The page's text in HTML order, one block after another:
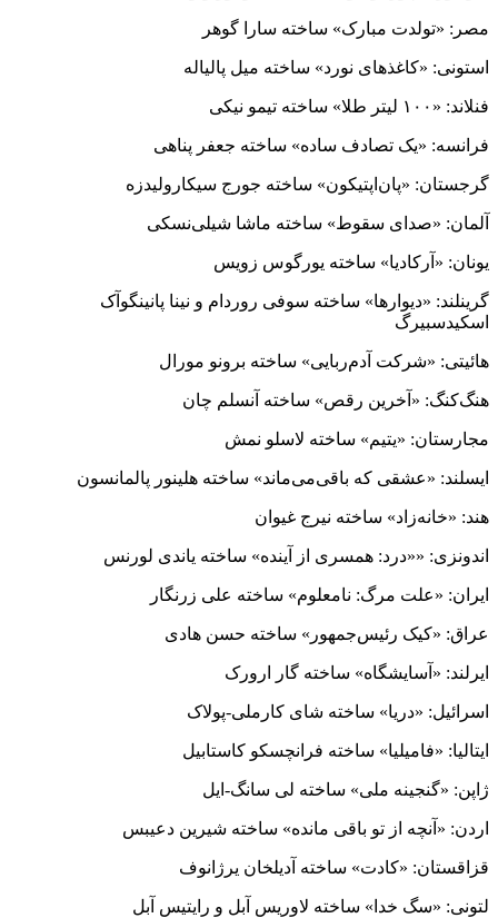
مصر: «تولدت مبارک» ساخته سارا گوهر
استونی: «کاغذهای نورد» ساخته میل پالیاله
فنلاند: «۱۰۰ لیتر طلا» ساخته تیمو نیکی
فرانسه: «یک تصادف ساده» ساخته جعفر پناهی
گرجستان: «پان‌اپتیکون» ساخته جورج سیکارولیدزه
آلمان: «صدای سقوط» ساخته ماشا شیلی‌نسکی
یونان: «آرکادیا» ساخته یورگوس زویس
گرینلند: «دیوارها» ساخته سوفی روردام و نینا پانینگوآک
اسکیدسبیرگ
هائیتی: «شرکت آدم‌ربایی» ساخته برونو مورال
هنگ‌کنگ: «آخرین رقص» ساخته آنسلم چان
مجارستان: «یتیم» ساخته لاسلو نمش
ایسلند: «عشقی که باقی‌می‌ماند» ساخته هلینور پالمانسون
هند: «خانه‌زاد» ساخته نیرج غیوان
اندونزی: ««درد: همسری از آینده» ساخته یاندی لورنس
ایران: «علت مرگ: نامعلوم» ساخته علی زرنگار
عراق: «کیک رئیس‌جمهور» ساخته حسن هادی
ایرلند: «آسایشگاه» ساخته گار ارورک
اسرائیل: «دریا» ساخته شای کارملی-پولاک
ایتالیا: «فامیلیا» ساخته فرانچسکو کاستابیل
ژاپن: «گنجینه ملی» ساخته لی سانگ-ایل
اردن: «آنچه از تو باقی مانده» ساخته شیرین دعیبس
قزاقستان: «کادت» ساخته آدیلخان یرژانوف
لتونی: «سگ خدا» ساخته لاوریس آبل و رایتیس آبل